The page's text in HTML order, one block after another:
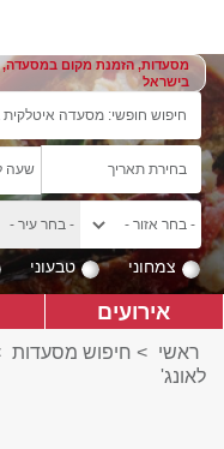
מסעדות, הזמנת מקום במסעדה,
בישראל
צמחוני טבעוני
אירועים
ראשי > חיפוש מסעדות
לאונג'